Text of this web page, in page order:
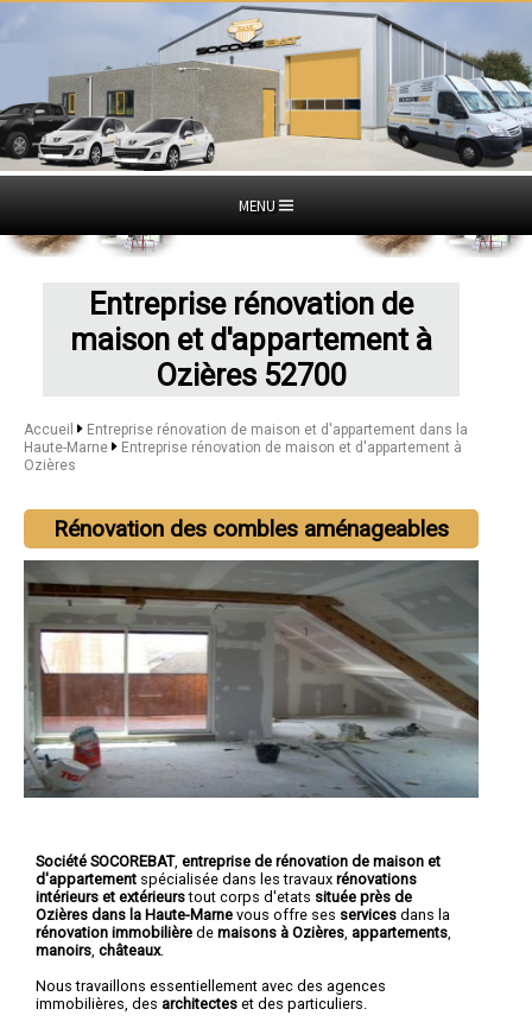
MENU
Entreprise rénovation de
maison et d'appartement à
Ozières 52700
Accueil
Entreprise rénovation de maison et d'appartement dans la
Haute-Marne
Entreprise rénovation de maison et d'appartement à
Ozières
Rénovation des combles aménageables
Société SOCOREBAT, entreprise de rénovation de maison et
d'appartement spécialisée dans les travaux rénovations
intérieurs et extérieurstout corps d'etats située près de
Ozières dans la Haute-Marne vous offre ses services dans la
rénovation immobilière de maisons à Ozières appartements
manoirs châteaux.
Nous travaillons essentiellement avec des agences
immobilières, des architectes et des particuliers.